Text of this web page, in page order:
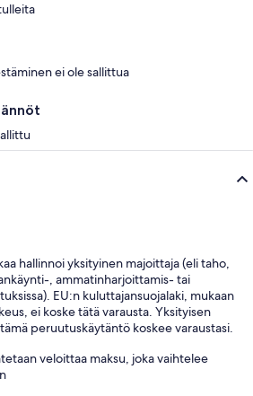
ei ole sallittua
hallinnoi yksityinen majoittaja (eli taho,
, ammatinharjoittamis- tai
EU:n kuluttajansuojalaki, mukaan
ei koske tätä varausta. Yksityisen
peruutuskäytäntö koskee varaustasi.
veloittaa maksu, joka vaihtelee